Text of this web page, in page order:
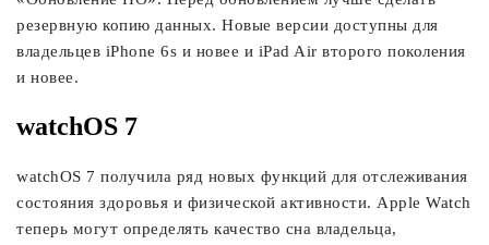
резервную копию данных. Новые версии доступны для
владельцев iPhone 6s и новее и iPad Air второго поколения
и новее.
watchOS 7
watchOS 7 получила ряд новых функций для отслеживания
состояния здоровья и физической активности. Apple Watch
теперь могут определять качество сна владельца,